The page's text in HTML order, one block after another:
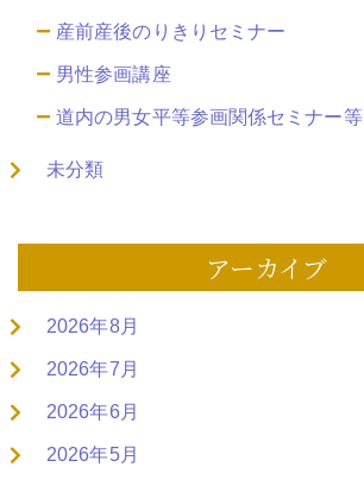
産前産後のりきりセミナー
男性参画講座
道内の男女平等参画関係セミナー等
未分類
アーカイブ
2026年8月
2026年7月
2026年6月
2026年5月